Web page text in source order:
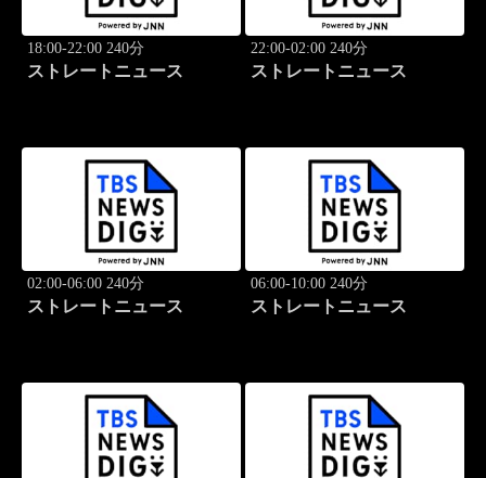
18:00-22:00 240分
ストレートニュース
22:00-02:00 240分
ストレートニュース
02:00-06:00 240分
ストレートニュース
06:00-10:00 240分
ストレートニュース